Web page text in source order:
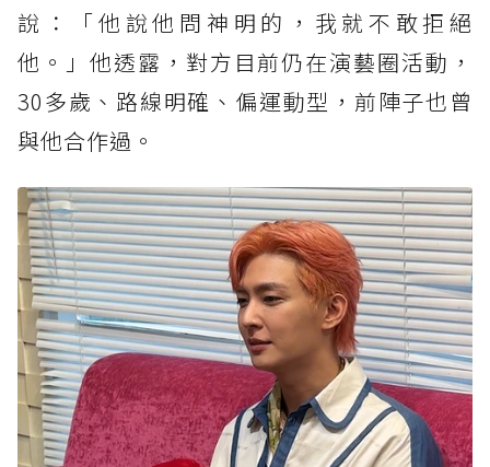
說：「他說他問神明的，我就不敢拒絕
他。」他透露，對方目前仍在演藝圈活動，
30多歲、路線明確、偏運動型，前陣子也曾
與他合作過。